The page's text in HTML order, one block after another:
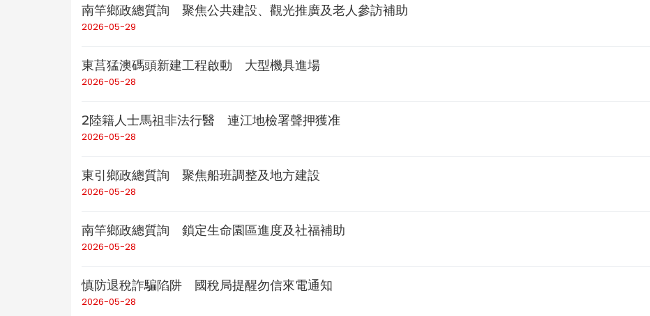
南竿鄉政總質詢 聚焦公共建設、觀光推廣及老人參訪補助
2026-05-29
東莒猛澳碼頭新建工程啟動 大型機具進場
2026-05-28
2陸籍人士馬祖非法行醫 連江地檢署聲押獲准
2026-05-28
東引鄉政總質詢 聚焦船班調整及地方建設
2026-05-28
南竿鄉政總質詢 鎖定生命園區進度及社福補助
2026-05-28
慎防退稅詐騙陷阱 國稅局提醒勿信來電通知
2026-05-28